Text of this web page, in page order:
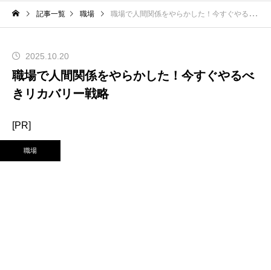
記事一覧 職場 職場で人間関係をやらかした！今すぐやるべきリカバリー戦略
2025.10.20
職場で人間関係をやらかした！今すぐやるべ
きリカバリー戦略
[PR]
職場